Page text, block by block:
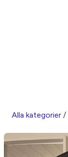
Alla kategorier /